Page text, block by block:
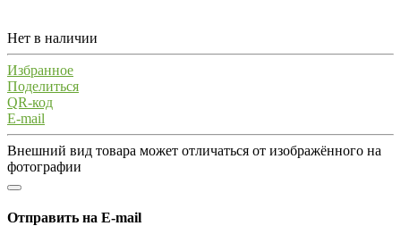
Нет в наличии
Избранное
Поделиться
QR-код
E-mail
Внешний вид товара может отличаться от изображённого на
фотографии
Отправить на E-mail